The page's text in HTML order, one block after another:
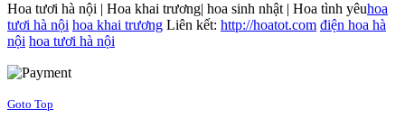
Hoa tươi hà nội | Hoa khai trương| hoa sinh nhật | Hoa tình yêuhoa
tươi hà nội hoa khai trương Liên kết: http://hoatot.com điện hoa hà
nội hoa tươi hà nội
Goto Top